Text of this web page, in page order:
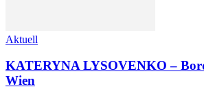
Aktuell
KATERYNA LYSOVENKO –
Wien